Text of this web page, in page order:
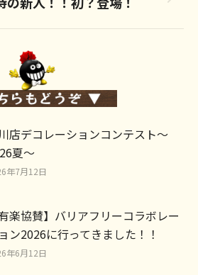
店デコレーションコンテスト～
夏～
年7月12日
有楽協賛】バリアフリーコラボレー
ン2026に行ってきました！！
年6月12日